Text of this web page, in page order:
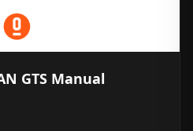
GTS Manual